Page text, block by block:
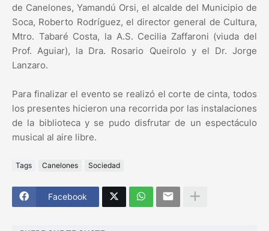
de Canelones, Yamandú Orsi, el alcalde del Municipio de
Soca, Roberto Rodríguez, el director general de Cultura,
Mtro. Tabaré Costa, la A.S. Cecilia Zaffaroni (viuda del
Prof. Aguiar), la Dra. Rosario Queirolo y el Dr. Jorge
Lanzaro.
Para finalizar el evento se realizó el corte de cinta, todos
los presentes hicieron una recorrida por las instalaciones
de la biblioteca y se pudo disfrutar de un espectáculo
musical al aire libre.
Tags Canelones Sociedad
Facebook